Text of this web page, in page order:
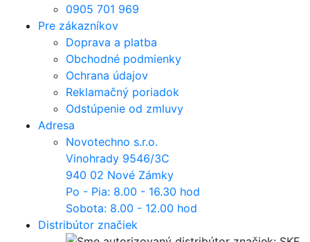
0905 701 969
Pre zákazníkov
Doprava a platba
Obchodné podmienky
Ochrana údajov
Reklamačný poriadok
Odstúpenie od zmluvy
Adresa
Novotechno s.r.o.
Vinohrady 9546/3C
940 02 Nové Zámky
Po - Pia: 8.00 - 16.30 hod
Sobota: 8.00 - 12.00 hod
Distribútor značiek